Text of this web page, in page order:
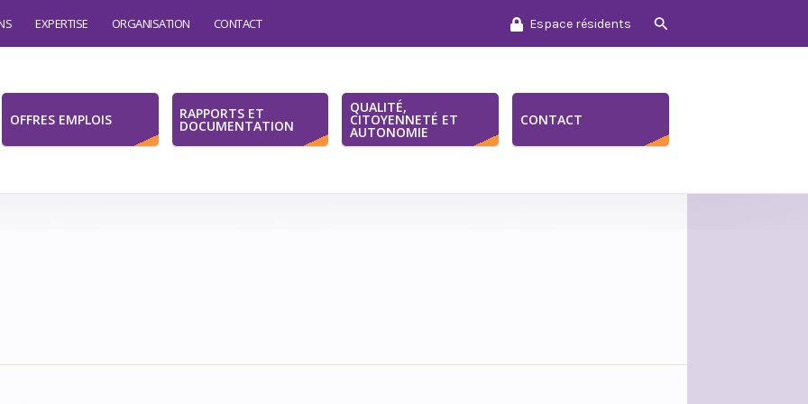
EXPERTISE ORGANISATION CONTACT Espace résidents Rechercher
OFFRES EMPLOIS RAPPORTS ET
DOCUMENTATION
QUALITÉ,
CITOYENNETÉ ET
AUTONOMIE
CONTACT